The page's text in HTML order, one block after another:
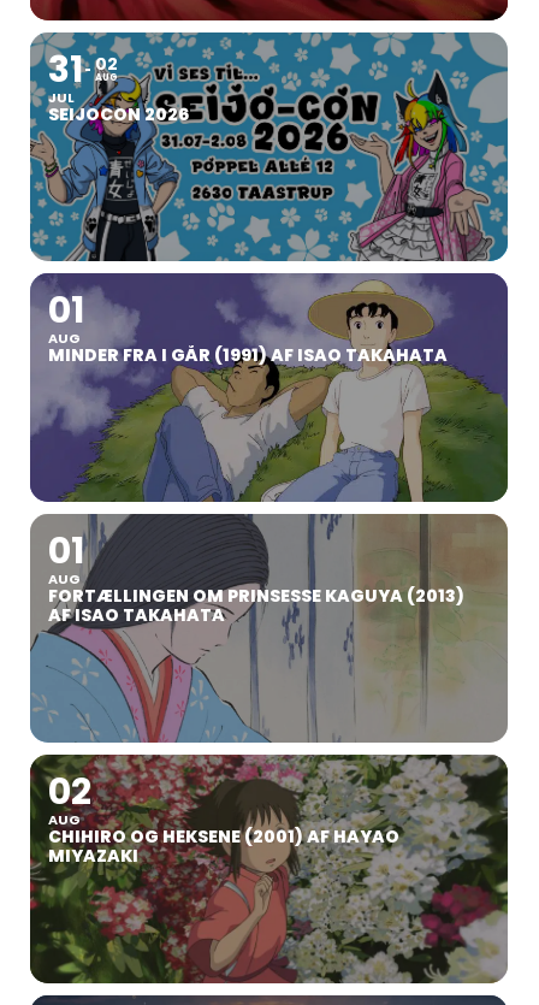
31
JUL
02
AUG
SEIJOCON 2026
01
AUG
MINDER FRA I GÅR (1991) AF ISAO TAKAHATA
01
AUG
FORTÆLLINGEN OM PRINSESSE KAGUYA (2013)
AF ISAO TAKAHATA
02
AUG
CHIHIRO OG HEKSENE (2001) AF HAYAO
MIYAZAKI